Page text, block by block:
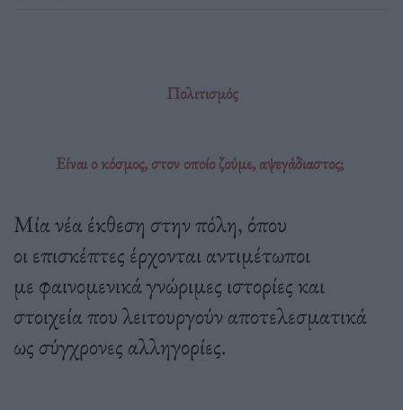
Πολιτισμός
Είναι ο κόσμος, στον οποίο ζούμε, αψεγάδιαστος;
Μία νέα έκθεση στην πόλη, όπου
οι επισκέπτες έρχονται αντιμέτωποι
με φαινομενικά γνώριμες ιστορίες και
στοιχεία που λειτουργούν αποτελεσματικά
ως σύγχρονες αλληγορίες.